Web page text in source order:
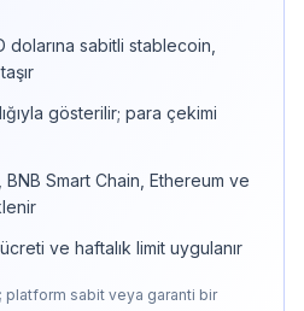
dolarına sabitli stablecoin,
gösterilir; para çekimi
Smart Chain, Ethereum ve
ve haftalık limit uygulanır
platform sabit veya garanti bir